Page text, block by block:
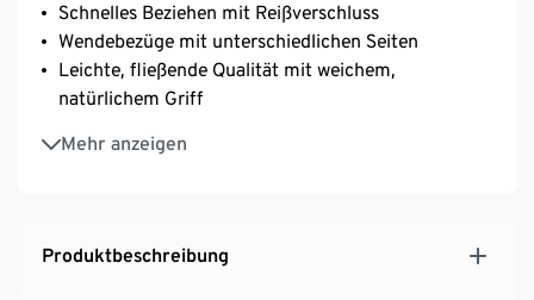
Schnelles Beziehen mit Reißverschluss
Wendebezüge mit unterschiedlichen Seiten
Leichte, fließende Qualität mit weichem,
natürlichem Griff
Mehr anzeigen
Schnelltrocknend und bügelfrei
Produktbeschreibung